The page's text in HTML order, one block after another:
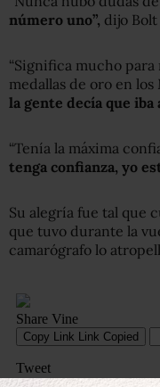
número uno”, dijo Bolt
“Significa mucho
medallas de oro en los
la gente decía que iba
“Tenía la máxima
tenga confianza, yo
Su alegría fue tal que
que tuvo durante la
camarógrafo lo